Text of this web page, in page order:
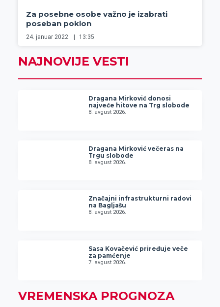
Za posebne osobe važno je izabrati
poseban poklon
24. januar 2022. 13:35
NAJNOVIJE VESTI
Dragana Mirković donosi
najveće hitove na Trg slobode
8. avgust 2026.
Dragana Mirković večeras na
Trgu slobode
8. avgust 2026.
Značajni infrastrukturni radovi
na Bagljašu
8. avgust 2026.
Sasa Kovačević priređuje veče
za pamćenje
7. avgust 2026.
VREMENSKA PROGNOZA